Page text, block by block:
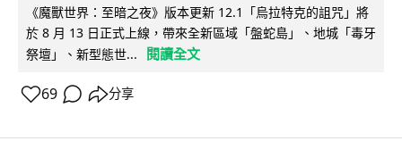
《魔獸世界：至暗之夜》版本更新 12.1「烏拉特克的詛咒」將
於 8 月 13 日正式上線，帶來全新區域「盤蛇島」、地城「毒牙
祭壇」、新型態世...
閱讀全文
69 分享